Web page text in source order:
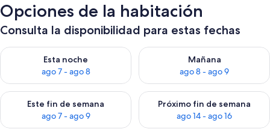
Opciones de la habitación
Consulta la disponibilidad para estas fechas
Esta noche
ago 7 - ago 8
Consulta la disponibilidad para esta noche, ago 7 - ago 8
Mañana
ago 8 - ago 9
Consulta la disponibilidad
Este fin de semana
ago 7 - ago 9
Consulta la disponibilidad para este fin de semana, ago 7 -
Próximo fin de semana
ago 14 - ago 16
Consulta la disponibilidad